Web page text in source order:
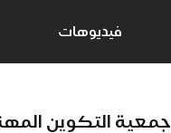
فيديوهات
جمعية التكوين